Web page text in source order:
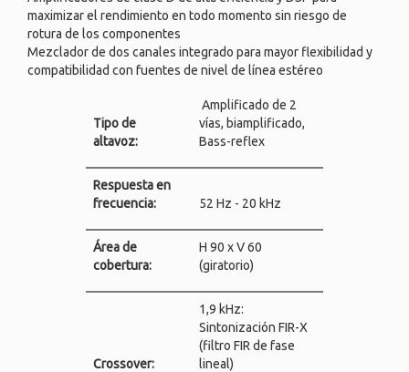
maximizar el rendimiento en todo momento sin riesgo de
rotura de los componentes
Mezclador de dos canales integrado para mayor flexibilidad y
compatibilidad con fuentes de nivel de línea estéreo
Tipo de
altavoz:
Amplificado de 2
vías, biamplificado,
Bass-reflex
Respuesta en
frecuencia:
52 Hz - 20 kHz
Área de
cobertura:
H 90 x V 60
(giratorio)
Crossover:
1,9 kHz:
Sintonización FIR-X
(filtro FIR de fase
lineal)